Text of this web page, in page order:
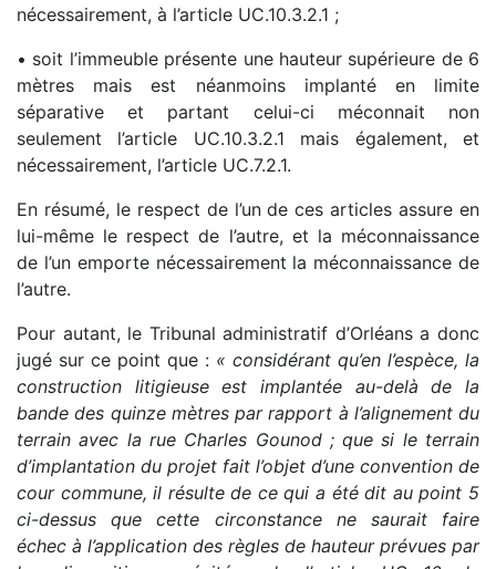
nécessairement, à l’article UC.10.3.2.1 ;
• soit l’immeuble présente une hauteur supérieure de 6
mètres mais est néanmoins implanté en limite
séparative et partant celui-ci méconnait non
seulement l’article UC.10.3.2.1 mais également, et
nécessairement, l’article UC.7.2.1.
En résumé, le respect de l’un de ces articles assure en
lui-même le respect de l’autre, et la méconnaissance
de l’un emporte nécessairement la méconnaissance de
l’autre.
Pour autant, le Tribunal administratif d’Orléans a donc
jugé sur ce point que : « considérant qu’en l’espèce, la
construction litigieuse est implantée au-delà de la
bande des quinze mètres par rapport à l’alignement du
terrain avec la rue Charles Gounod ; que si le terrain
d’implantation du projet fait l’objet d’une convention de
cour commune, il résulte de ce qui a été dit au point 5
ci-dessus que cette circonstance ne saurait faire
échec à l’application des règles de hauteur prévues par